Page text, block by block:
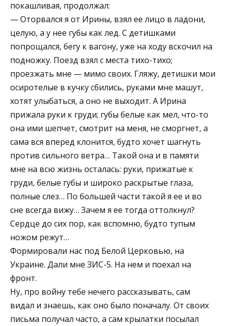
покашливая, продолжал:
— Оторвался я от Ирины, взял ее лицо в ладони,
целую, а у нее губы как лед. С детишками
попрощался, бегу к вагону, уже на ходу вскочил на
подножку. Поезд взял с места тихо-тихо;
проезжать мне — мимо своих. Гляжу, детишки мои
осиротелые в кучку сбились, руками мне машут,
хотят улыбаться, а оно не выходит. А Ирина
прижала руки к груди; губы белые как мел, что-то
она ими шепчет, смотрит на меня, не сморгнет, а
сама вся вперед клонится, будто хочет шагнуть
против сильного ветра… Такой она и в памяти
мне на всю жизнь осталась: руки, прижатые к
груди, белые губы и широко раскрытые глаза,
полные слез… По большей части такой я ее и во
сне всегда вижу… Зачем я ее тогда оттолкнул?
Сердце до сих пор, как вспомню, будто тупым
ножом режут…
Формировали нас под Белой Церковью, на
Украине. Дали мне ЗИС-5. На нем и поехал на
фронт.
Ну, про войну тебе нечего рассказывать, сам
видал и знаешь, как оно было поначалу. От своих
письма получал часто, а сам крылатки посылал